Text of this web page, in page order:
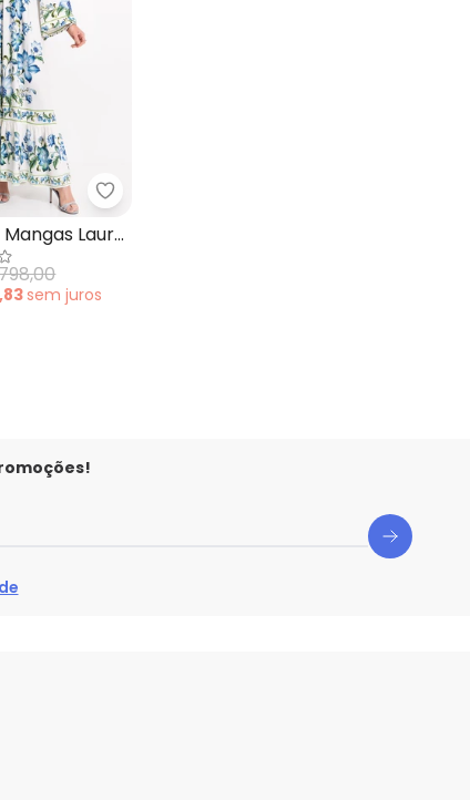
Floral Nusa BegeFarm - Vestido Longo Mangas Laura Off
Laura
semjuros